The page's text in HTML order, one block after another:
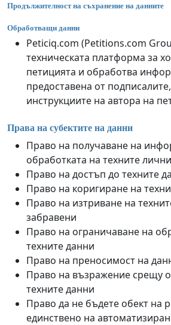
Продължителност на съхранение на данните
Обработващи данни
Peticiq.com (Petitions.com
техническата платформа за
петицията и обработва
предоставена от
инструкциите на автора на
Права на субектите на данни
Право на получаване на
обработката на техните
Право на достъп до техните
Право на коригиране на
Право на изтриване на
забравени
Право на ограничаване на
техните данни
Право на преносимост на
Право на възражение срещу
техните данни
Право да не бъдете обект на
единствено на